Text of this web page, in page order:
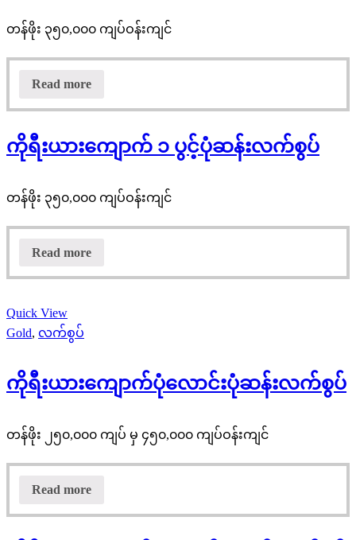
တန်ဖိုး ၃၅၀,၀၀၀ ကျပ်ဝန်းကျင်
Read more
ကိုရီးယားကျောက် ၁ ပွင့်ပုံဆန်းလက်စွပ်
တန်ဖိုး ၃၅၀,၀၀၀ ကျပ်ဝန်းကျင်
Read more
Quick View
Gold, လက်စွပ်
ကိုရီးယားကျောက်ပုံလောင်းပုံဆန်းလက်စွပ်
တန်ဖိုး ၂၅၀,၀၀၀ ကျပ် မှ ၄၅၀,၀၀၀ ကျပ်ဝန်းကျင်
Read more